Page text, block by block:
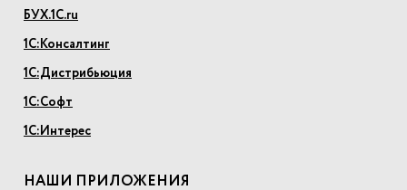
БУХ.1С.ru
1С:Консалтинг
1С:Дистрибьюция
1С:Софт
1С:Интерес
НАШИ ПРИЛОЖЕНИЯ